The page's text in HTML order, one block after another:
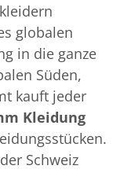
globalen
in die ganze
Süden,
kauft jeder
Kleidung
Schweiz